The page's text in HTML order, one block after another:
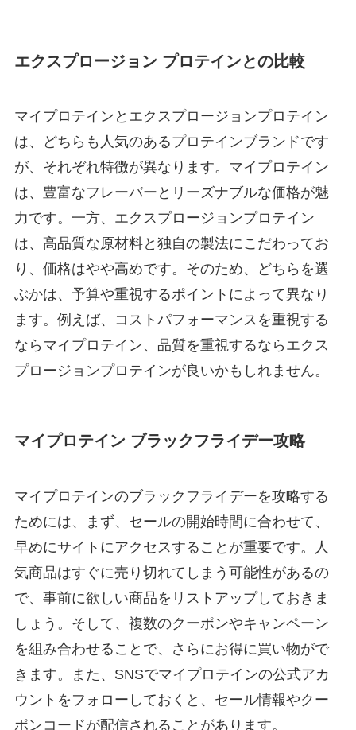
エクスプロージョン プロテインとの比較
マイプロテインとエクスプロージョンプロテイン
は、どちらも人気のあるプロテインブランドです
が、それぞれ特徴が異なります。マイプロテイン
は、豊富なフレーバーとリーズナブルな価格が魅
力です。一方、エクスプロージョンプロテイン
は、高品質な原材料と独自の製法にこだわってお
り、価格はやや高めです。そのため、どちらを選
ぶかは、予算や重視するポイントによって異なり
ます。例えば、コストパフォーマンスを重視する
ならマイプロテイン、品質を重視するならエクス
プロージョンプロテインが良いかもしれません。
マイプロテイン ブラックフライデー攻略
マイプロテインのブラックフライデーを攻略する
ためには、まず、セールの開始時間に合わせて、
早めにサイトにアクセスすることが重要です。人
気商品はすぐに売り切れてしまう可能性があるの
で、事前に欲しい商品をリストアップしておきま
しょう。そして、複数のクーポンやキャンペーン
を組み合わせることで、さらにお得に買い物がで
きます。また、SNSでマイプロテインの公式アカ
ウントをフォローしておくと、セール情報やクー
ポンコードが配信されることがあります。